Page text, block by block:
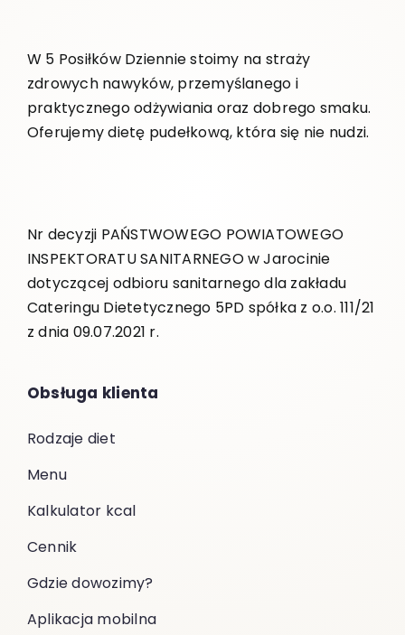
W 5 Posiłków Dziennie stoimy na straży
zdrowych nawyków, przemyślanego i
praktycznego odżywiania oraz dobrego smaku.
Oferujemy dietę pudełkową, która się nie nudzi.
Nr decyzji PAŃSTWOWEGO POWIATOWEGO
INSPEKTORATU SANITARNEGO w Jarocinie
dotyczącej odbioru sanitarnego dla zakładu
Cateringu Dietetycznego 5PD spółka z o.o. 111/21
z dnia 09.07.2021 r.
Obsługa klienta
Rodzaje diet
Menu
Kalkulator kcal
Cennik
Gdzie dowozimy?
Aplikacja mobilna